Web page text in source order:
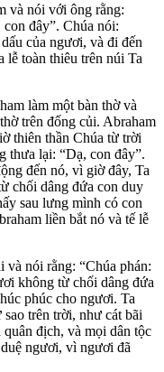
và nói với ông rằng:
đây”. Chúa nói:
của ngươi, và đi đến
lễ toàn thiêu trên núi Ta
làm một bàn thờ và
trên đống củi. Abraham
thiên thần Chúa từ trời
thưa lại: “Dạ, con đây”.
đến nó, vì giờ đây, Ta
chối dâng đứa con duy
sau lưng mình có con
liền bắt nó và tế lễ
và nói rằng: “Chúa phán:
không từ chối dâng đứa
phúc cho ngươi. Ta
trên trời, như cát bãi
địch, và mọi dân tộc
ngươi, vì ngươi đã